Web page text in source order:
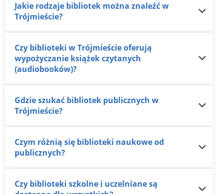
Jakie rodzaje bibliotek można znaleźć w
Trójmieście?
Czy biblioteki w Trójmieście oferują
wypożyczanie książek czytanych
(audiobooków)?
Gdzie szukać bibliotek publicznych w
Trójmieście?
Czym różnią się biblioteki naukowe od
publicznych?
Czy biblioteki szkolne i uczelniane są